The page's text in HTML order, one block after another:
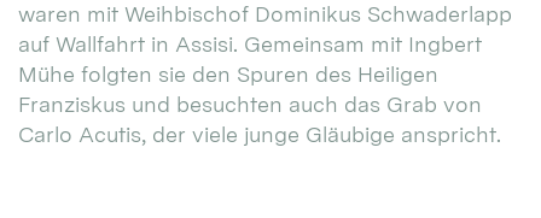
waren mit Weihbischof Dominikus Schwaderlapp
auf Wallfahrt in Assisi. Gemeinsam mit Ingbert
Mühe folgten sie den Spuren des Heiligen
Franziskus und besuchten auch das Grab von
Carlo Acutis, der viele junge Gläubige anspricht.